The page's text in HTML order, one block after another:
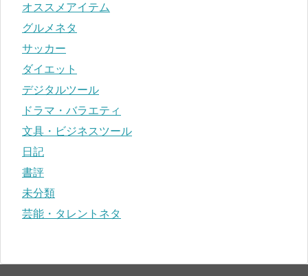
オススメアイテム
グルメネタ
サッカー
ダイエット
デジタルツール
ドラマ・バラエティ
文具・ビジネスツール
日記
書評
未分類
芸能・タレントネタ